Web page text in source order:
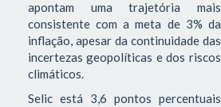
apontam uma trajetória mais
consistente com a meta de 3% da
inflação, apesar da continuidade das
incertezas geopolíticas e dos riscos
climáticos.
Selic está 3,6 pontos percentuais